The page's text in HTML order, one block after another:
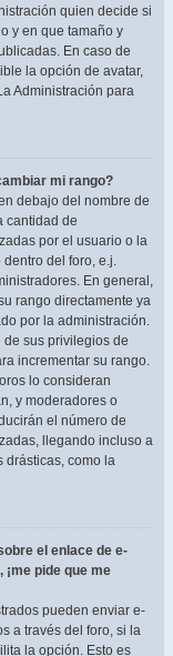
quien decide si
y en que tamaño y
En caso de
la opción de avatar,
Administración para
mi rango?
debajo del nombre de
cantidad de
por el usuario o la
del foro, e.j.
En general,
rango directamente ya
por la administración.
de sus privilegios de
incrementar su rango.
lo consideran
y moderadores o
el número de
llegando incluso a
drásticas, como la
el enlace de e-
¡me pide que me
pueden enviar e-
a través del foro, si la
la opción. Esto es